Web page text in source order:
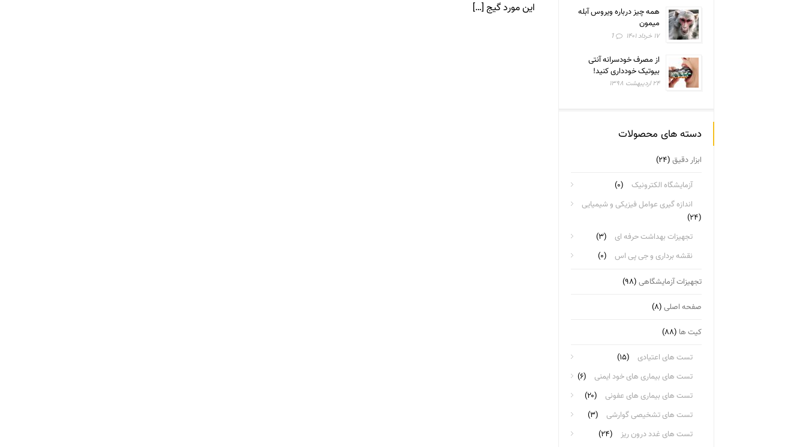
این مورد گیج […]
همه چیز درباره ویروس آبله
میمون
۱۷ خرداد ۱۴۰۱ 1
از مصرف خودسرانه آنتی
بیوتیک خودداری کنید!
۲۴ اردیبهشت ۱۳۹۸
دسته های محصولات
ابزار دقیق (۲۴)
آزمایشگاه الکترونیک
(۰)
اندازه گیری عوامل فیزیکی و شیمیایی
(۲۴)
تجهیزات بهداشت حرفه ای
(۳)
نقشه برداری و جی پی اس
(۰)
تجهیزات آزمایشگاهی (۹۸)
صفحه اصلی (۸)
کیت ها (۸۸)
تست های اعتیادی
(۱۵)
تست های بیماری های خود ایمنی
(۶)
تست های بیماری های عفونی
(۲۰)
تست های تشخیصی گوارشی
(۳)
تست های غدد درون ریز
(۲۴)